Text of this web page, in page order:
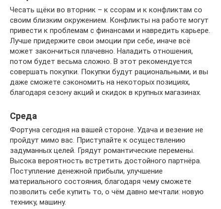
Чесать щёки во вторник – к ссорам и к конфликтам со
своим близким окружением. Конфликты на работе могут
привести к проблемам с финансами и навредить карьере.
Лучше придержите свои эмоции при себе, иначе всё
может закончиться плачевно. Наладить отношения,
потом будет весьма сложно. В этот рекомендуется
совершать покупки. Покупки будут рациональными, и вы
даже сможете сэкономить на некоторых позициях,
благодаря сезону акций и скидок в крупных магазинах.
Среда
Фортуна сегодня на вашей стороне. Удача и везение не
пройдут мимо вас. Приступайте к осуществлению
задуманных целей. Грядут романтические перемены.
Высока вероятность встретить достойного партнёра.
Поступление денежной прибыли, улучшение
материального состояния, благодаря чему сможете
позволить себе купить то, о чём давно мечтали: новую
технику, машину.